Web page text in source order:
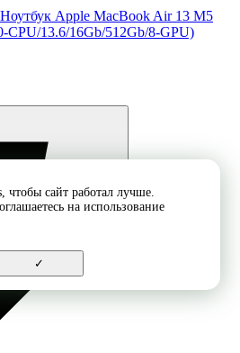
Ноутбук Apple MacBook Air 13 M5
CPU/13.6/16Gb/512Gb/8-GPU)
чтобы сайт работал лучше.
на использование
✓